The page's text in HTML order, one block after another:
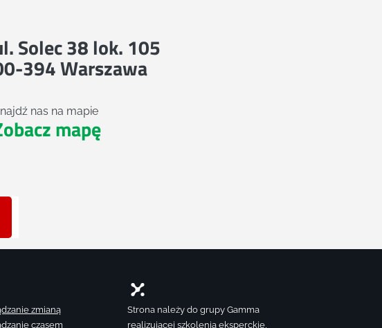
Solec 38 lok. 105
394 Warszawa
nas na mapie
mapę
zmianą
czasem
Strona należy do grupy Gamma
realizującej szkolenia eksperckie,